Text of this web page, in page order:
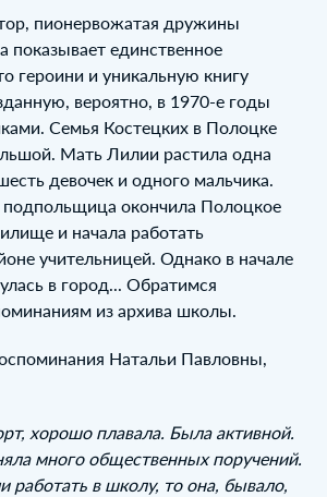
пионервожатая дружины
единственное
героини и уникальную книгу
вероятно, в 1970‑е годы
Семья Костецких в Полоцке
Мать Лилии растила одна
девочек и одного мальчика.
окончила Полоцкое
и начала работать
учительницей. Однако в начале
в город... Обратимся
из архива школы.
Натальи Павловны,
хорошо плавала. Была активной.
много общественных поручений.
работать в школу, то она, бывало,